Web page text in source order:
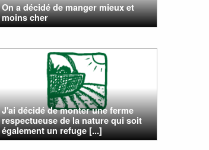
On a décidé de manger mieux et
moins cher
J'ai décidé de monter une ferme
respectueuse de la nature qui soit
également un refuge [...]